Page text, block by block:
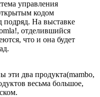
управления
кодом
подряд. На выставке
отделившийся
что и она будет
эти два продукта(mambo,
весьма большое,